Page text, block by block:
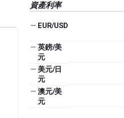
資產利率
— EUR/USD
— 英鎊/美
元
— 美元/日
元
— 澳元/美
元